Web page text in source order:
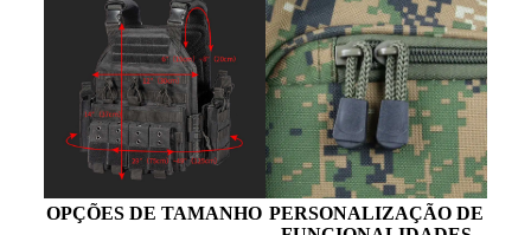
OPÇÕES DE TAMANHO PERSONALIZAÇÃO DE